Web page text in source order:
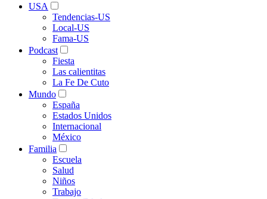
USA
Tendencias-US
Local-US
Fama-US
Podcast
Fiesta
Las calientitas
La Fe De Cuto
Mundo
España
Estados Unidos
Internacional
México
Familia
Escuela
Salud
Niños
Trabajo